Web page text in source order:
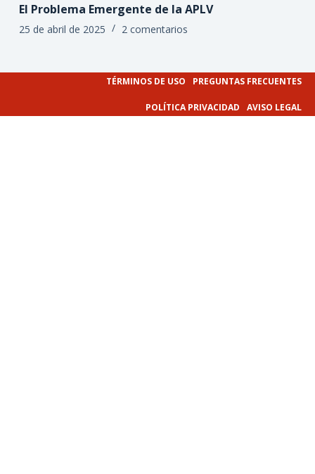
El Problema Emergente de la APLV
25 de abril de 2025 2 comentarios
TÉRMINOS DE USO PREGUNTAS FRECUENTES
POLÍTICA PRIVACIDAD AVISO LEGAL